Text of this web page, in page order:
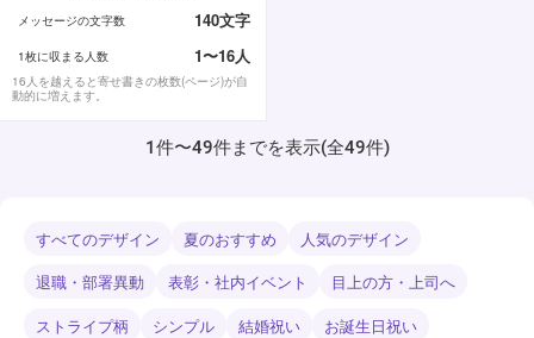
メッセージの文字数 140文字
1枚に収まる人数 1〜16人
16人を越えると寄せ書きの枚数(ページ)が自
動的に増えます。
1件〜49件までを表示(全49件)
すべてのデザイン 夏のおすすめ
人気のデザイン
退職・部署異動
表彰・社内イベント
目上の方・上司へ
ストライプ柄
シンプル 結婚祝い
お誕生日祝い